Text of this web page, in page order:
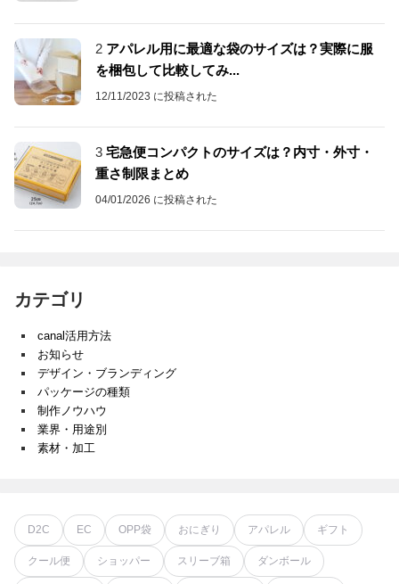
2 アパレル用に最適な袋のサイズは？実際に服
を梱包して比較してみ...
12/11/2023 に投稿された
3 宅急便コンパクトのサイズは？内寸・外寸・
重さ制限まとめ
04/01/2026 に投稿された
カテゴリ
canal活用方法
お知らせ
デザイン・ブランディング
パッケージの種類
制作ノウハウ
業界・用途別
素材・加工
D2C EC OPP袋 おにぎり アパレル ギフト
クール便 ショッパー スリーブ箱 ダンボール